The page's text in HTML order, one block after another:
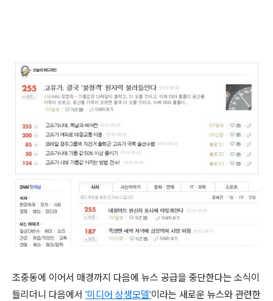
조중동에 이어서 매경까지 다음에 뉴스 공급을 중단한다는 소식이
들리더니 다음에서 '미디어 상생모델'이라는 새로운 뉴스와 관련한